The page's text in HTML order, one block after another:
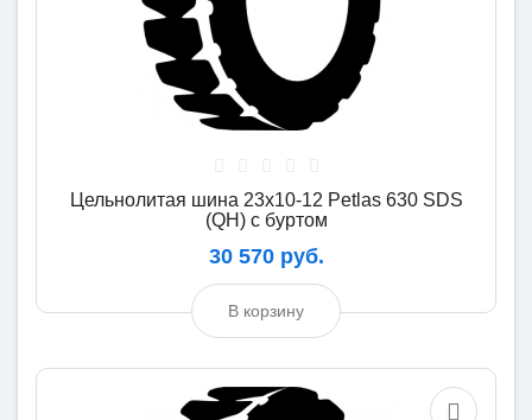
Цельнолитая шина 23x10-12 Petlas 630 SDS
(QH) с буртом
30 570 руб.
В корзину